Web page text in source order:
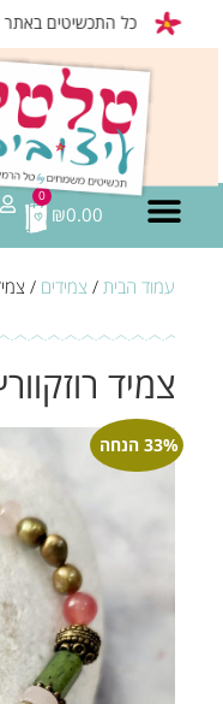
כל התכשיטים באתר 10%-50%
₪0.00
0
עמוד הבית/ צמידים/ צמיד
צמיד
33% הנחה